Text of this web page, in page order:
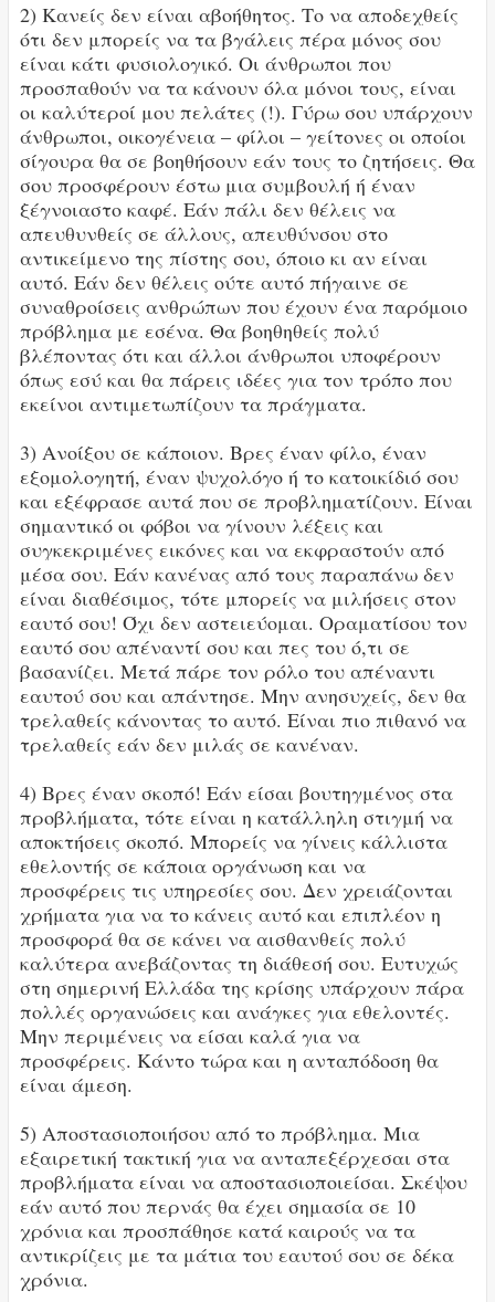
2) Κανείς δεν είναι αβοήθητος. Το να αποδεχθείς
ότι δεν μπορείς να τα βγάλεις πέρα μόνος σου
είναι κάτι φυσιολογικό. Οι άνθρωποι που
προσπαθούν να τα κάνουν όλα μόνοι τους, είναι
οι καλύτεροί μου πελάτες (!). Γύρω σου υπάρχουν
άνθρωποι, οικογένεια – φίλοι – γείτονες οι οποίοι
σίγουρα θα σε βοηθήσουν εάν τους το ζητήσεις. Θα
σου προσφέρουν έστω μια συμβουλή ή έναν
ξέγνοιαστο καφέ. Εάν πάλι δεν θέλεις να
απευθυνθείς σε άλλους, απευθύνσου στο
αντικείμενο της πίστης σου, όποιο κι αν είναι
αυτό. Εάν δεν θέλεις ούτε αυτό πήγαινε σε
συναθροίσεις ανθρώπων που έχουν ένα παρόμοιο
πρόβλημα με εσένα. Θα βοηθηθείς πολύ
βλέποντας ότι και άλλοι άνθρωποι υποφέρουν
όπως εσύ και θα πάρεις ιδέες για τον τρόπο που
εκείνοι αντιμετωπίζουν τα πράγματα.
3) Ανοίξου σε κάποιον. Βρες έναν φίλο, έναν
εξομολογητή, έναν ψυχολόγο ή το κατοικίδιό σου
και εξέφρασε αυτά που σε προβληματίζουν. Είναι
σημαντικό οι φόβοι να γίνουν λέξεις και
συγκεκριμένες εικόνες και να εκφραστούν από
μέσα σου. Εάν κανένας από τους παραπάνω δεν
είναι διαθέσιμος, τότε μπορείς να μιλήσεις στον
εαυτό σου! Όχι δεν αστειεύομαι. Οραματίσου τον
εαυτό σου απέναντί σου και πες του ό,τι σε
βασανίζει. Μετά πάρε τον ρόλο του απέναντι
εαυτού σου και απάντησε. Μην ανησυχείς, δεν θα
τρελαθείς κάνοντας το αυτό. Είναι πιο πιθανό να
τρελαθείς εάν δεν μιλάς σε κανέναν.
4) Βρες έναν σκοπό! Εάν είσαι βουτηγμένος στα
προβλήματα, τότε είναι η κατάλληλη στιγμή να
αποκτήσεις σκοπό. Μπορείς να γίνεις κάλλιστα
εθελοντής σε κάποια οργάνωση και να
προσφέρεις τις υπηρεσίες σου. Δεν χρειάζονται
χρήματα για να το κάνεις αυτό και επιπλέον η
προσφορά θα σε κάνει να αισθανθείς πολύ
καλύτερα ανεβάζοντας τη διάθεσή σου. Ευτυχώς
στη σημερινή Ελλάδα της κρίσης υπάρχουν πάρα
πολλές οργανώσεις και ανάγκες για εθελοντές.
Μην περιμένεις να είσαι καλά για να
προσφέρεις. Κάντο τώρα και η ανταπόδοση θα
είναι άμεση.
5) Αποστασιοποιήσου από το πρόβλημα. Μια
εξαιρετική τακτική για να ανταπεξέρχεσαι στα
προβλήματα είναι να αποστασιοποιείσαι. Σκέψου
εάν αυτό που περνάς θα έχει σημασία σε 10
χρόνια και προσπάθησε κατά καιρούς να τα
αντικρίζεις με τα μάτια του εαυτού σου σε δέκα
χρόνια.